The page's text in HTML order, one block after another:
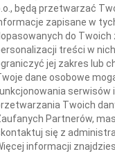
Kraków
13.10.2023
W dniu 8
będą przetwarzać
zapisane w
do
treści w
jej zakres lub
dane osobowe
serwisów
Twoich
Partnerów,
się z
informacji